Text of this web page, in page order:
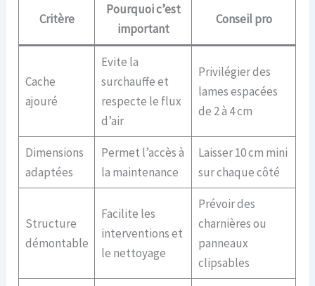
Critère
Pourquoi c’est
important
Conseil pro
Cache
ajouré
Evite la
surchauffe et
respecte le flux
d’air
Privilégier des
lames espacées
de 2 à 4 cm
Dimensions
adaptées
Permet l’accès à
la maintenance
Laisser 10 cm mini
sur chaque côté
Structure
démontable
Facilite les
interventions et
le nettoyage
Prévoir des
charnières ou
panneaux
clipsables